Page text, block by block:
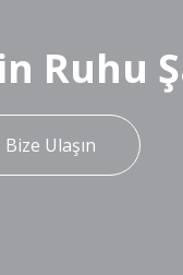
Ruhu
Bize Ulaşın